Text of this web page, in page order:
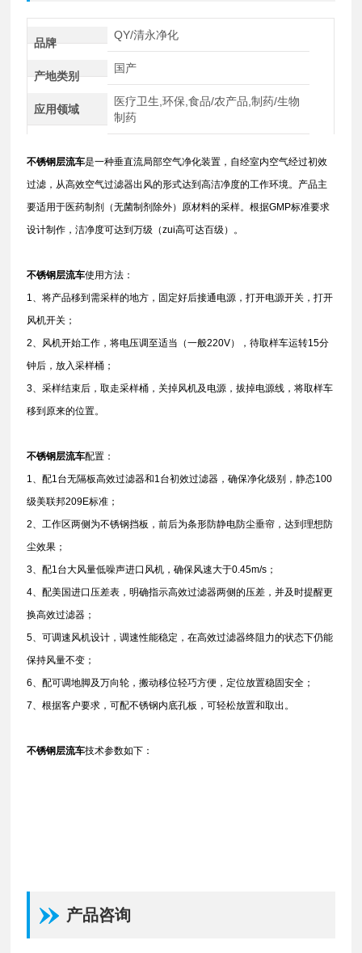
品牌
QY/清永净化
产地类别
国产
应用领域
医疗卫生,环保,食品/农产品,制药/生物
制药
不锈钢层流车是一种垂直流局部空气净化装置，自经室内空气经过初效
过滤，从高效空气过滤器出风的形式达到高洁净度的工作环境。产品主
要适用于医药制剂（无菌制剂除外）原材料的采样。根据GMP标准要求
设计制作，洁净度可达到万级（zui高可达百级）。
不锈钢层流车使用方法：
1、将产品移到需采样的地方，固定好后接通电源，打开电源开关，打开
风机开关；
2、风机开始工作，将电压调至适当（一般220V），待取样车运转15分
钟后，放入采样桶；
3、采样结束后，取走采样桶，关掉风机及电源，拔掉电源线，将取样车
移到原来的位置。
不锈钢层流车配置：
1、配1台无隔板高效过滤器和1台初效过滤器，确保净化级别，静态100
级美联邦209E标准；
2、工作区两侧为不锈钢挡板，前后为条形防静电防尘垂帘，达到理想防
尘效果；
3、配1台大风量低噪声进口风机，确保风速大于0.45m/s；
4、配美国进口压差表，明确指示高效过滤器两侧的压差，并及时提醒更
换高效过滤器；
5、可调速风机设计，调速性能稳定，在高效过滤器终阻力的状态下仍能
保持风量不变；
6、配可调地脚及万向轮，搬动移位轻巧方便，定位放置稳固安全；
7、根据客户要求，可配不锈钢内底孔板，可轻松放置和取出。
不锈钢层流车技术参数如下：
产品咨询